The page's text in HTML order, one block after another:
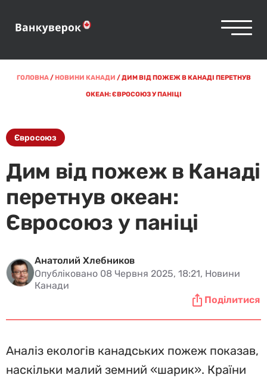
ГОЛОВНА/НОВИНИ КАНАДИ /ДИМ ВІД ПОЖЕЖ В КАНАДІ ПЕРЕТНУВ
ОКЕАН: ЄВРОСОЮЗ У ПАНІЦІ
Євросоюз
Дим від пожеж в Канаді
перетнув океан:
Євросоюз у паніці
Анатолий Хлебников
Опубліковано 08 Червня 2025, 18:21, Новини
Канади
Поділитися
Аналіз екологів канадських пожеж показав,
наскільки малий земний «шарик». Країни